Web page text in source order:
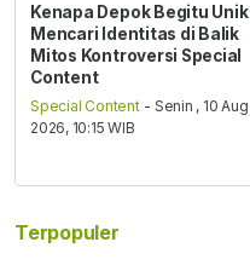
Kenapa Depok Begitu Unik
Mencari Identitas di Balik
Mitos Kontroversi Special
Content
Special Content - Senin , 10 Aug
2026, 10:15 WIB
Terpopuler